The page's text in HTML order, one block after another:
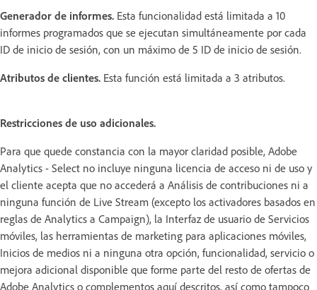
Generador de informes. Esta funcionalidad está limitada a 10
informes programados que se ejecutan simultáneamente por cada
ID de inicio de sesión, con un máximo de 5 ID de inicio de sesión.
Atributos de clientes. Esta función está limitada a 3 atributos.
Restricciones de uso adicionales.
Para que quede constancia con la mayor claridad posible, Adobe
Analytics - Select no incluye ninguna licencia de acceso ni de uso y
el cliente acepta que no accederá a Análisis de contribuciones ni a
ninguna función de Live Stream (excepto los activadores basados en
reglas de Analytics a Campaign), la Interfaz de usuario de Servicios
móviles, las herramientas de marketing para aplicaciones móviles,
Inicios de medios ni a ninguna otra opción, funcionalidad, servicio o
mejora adicional disponible que forme parte del resto de ofertas de
Adobe Analytics o complementos aquí descritos, así como tampoco